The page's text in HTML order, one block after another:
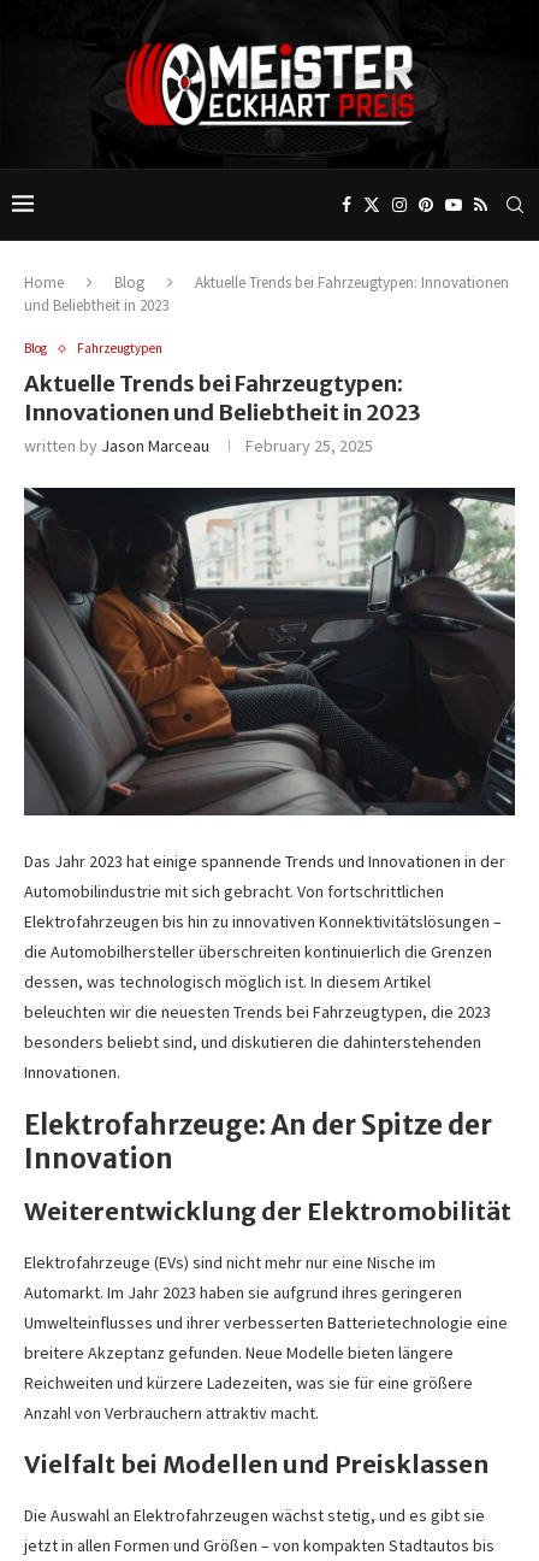
Home Blog
Aktuelle Trends bei Fahrzeugtypen: Innovationen
und Beliebtheit in 2023
Blog Fahrzeugtypen
Aktuelle Trends bei Fahrzeugtypen:
Innovationen und Beliebtheit in 2023
written by Jason Marceau February 25, 2025
Das Jahr 2023 hat einige spannende Trends und Innovationen in der
Automobilindustrie mit sich gebracht. Von fortschrittlichen
Elektrofahrzeugen bis hin zu innovativen Konnektivitätslösungen –
die Automobilhersteller überschreiten kontinuierlich die Grenzen
dessen, was technologisch möglich ist. In diesem Artikel
beleuchten wir die neuesten Trends bei Fahrzeugtypen, die 2023
besonders beliebt sind, und diskutieren die dahinterstehenden
Innovationen.
Elektrofahrzeuge: An der Spitze der
Innovation
Weiterentwicklung der Elektromobilität
Elektrofahrzeuge (EVs) sind nicht mehr nur eine Nische im
Automarkt. Im Jahr 2023 haben sie aufgrund ihres geringeren
Umwelteinflusses und ihrer verbesserten Batterietechnologie eine
breitere Akzeptanz gefunden. Neue Modelle bieten längere
Reichweiten und kürzere Ladezeiten, was sie für eine größere
Anzahl von Verbrauchern attraktiv macht.
Vielfalt bei Modellen und Preisklassen
Die Auswahl an Elektrofahrzeugen wächst stetig, und es gibt sie
jetzt in allen Formen und Größen – von kompakten Stadtautos bis